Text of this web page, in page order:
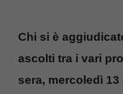
Chi si è
ascolti tra i vari
sera, mercoledì